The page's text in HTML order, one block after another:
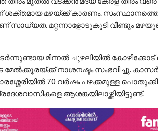
മഴയ്ക്ക് കാരണം. സംസ്ഥാനത്തെ
സാധ്യത. മറ്റന്നാളോടുകൂടി വീണ്ടും
മിന്നൽ ചുഴലിയിൽ കോഴിക്കോട്
നാശനഷ്ടം സംഭവിച്ചു.
70 വർഷം പഴക്കമുള്ള
ആശങ്കയിലാഴ്ത്തിയിട്ടുണ്ട്.